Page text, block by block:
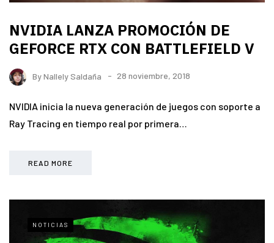
NVIDIA LANZA PROMOCIÓN DE
GEFORCE RTX CON BATTLEFIELD V
ByNallely Saldaña 28 noviembre, 2018
NVIDIA inicia la nueva generación de juegos con soporte a
Ray Tracing en tiempo real por primera…
READ MORE
NOTICIAS